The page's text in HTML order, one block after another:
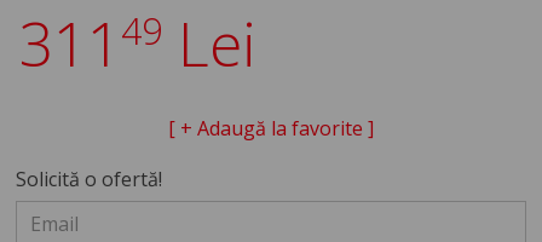
311 49 Lei
[ + Adaugă la favorite ]
Solicită o ofertă!